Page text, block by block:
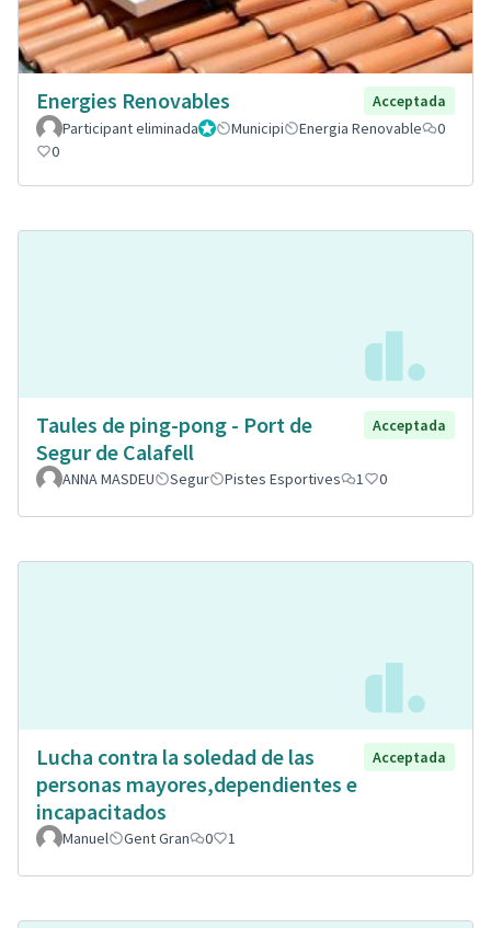
Energies Renovables
Acceptada
Participant eliminadaAdministrador
Municipi Energia Renovable
0
0
Taules de ping-pong - Port de
Segur de Calafell
Acceptada
ANNA MASDEU Segur Pistes Esportives 1 0
Lucha contra la soledad de las
personas mayores,dependientes e
incapacitados
Acceptada
Manuel Gent Gran 0 1